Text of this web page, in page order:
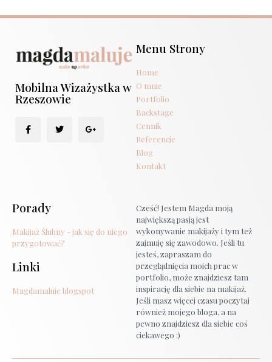
Mobilna Wizażystka w
Rzeszowie
Menu Strony
Home
O mnie
Portfolio
Backstage
Cennik
Referencje
Blog
Kontakt
Porady
Makijaż Ślubny - jak się do niego
przygotować?
Linki
Magdamaluje blogspot
Cześć! Jestem Magda moją
największą pasją jest
wykonywanie makijaży i tym też
zajmuję się zawodowo. Jeśli tu
jesteś, zapraszam do
przeglądnięcia moich prac w
portfolio, może znajdziesz tam
inspirację dla siebie na makijaż.
Jeśli masz więcej czasu poczytaj
również mojego bloga, a na
pewno znajdziesz dla siebie coś
ciekawego :)